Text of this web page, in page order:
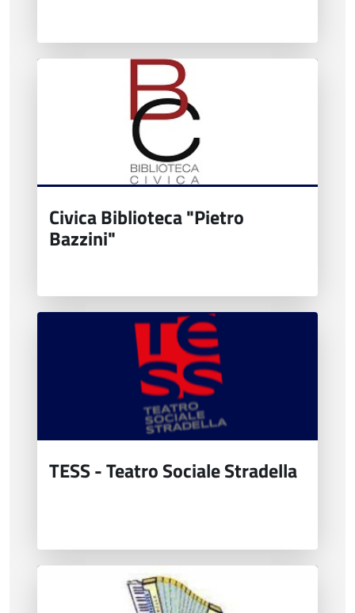
Civica Biblioteca "Pietro
Bazzini"
TESS - Teatro Sociale Stradella